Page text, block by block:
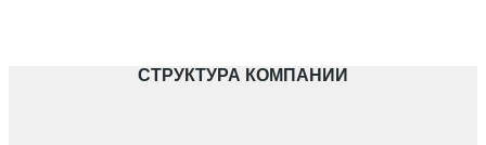
СТРУКТУРА КОМПАНИИ